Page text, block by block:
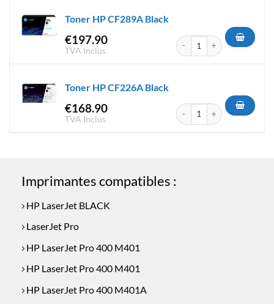
€145.00.
€118.90.
Toner HP CF289A Black
€197.90
TVA Inclus
quantité de Toner HP
Toner HP CF226A Black
€168.90
TVA Inclus
quantité de Toner HP
Imprimantes compatibles :
HP LaserJet BLACK
LaserJet Pro
HP LaserJet Pro 400 M401
HP LaserJet Pro 400 M401
HP LaserJet Pro 400 M401A